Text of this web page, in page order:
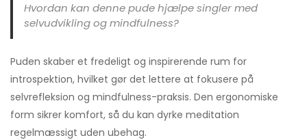
Hvordan kan denne pude hjælpe singler med
selvudvikling og mindfulness?
Puden skaber et fredeligt og inspirerende rum for
introspektion, hvilket gør det lettere at fokusere på
selvrefleksion og mindfulness-praksis. Den ergonomiske
form sikrer komfort, så du kan dyrke meditation
regelmæssigt uden ubehag.